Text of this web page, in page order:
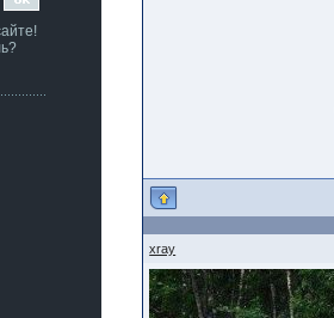
тишина...
xray